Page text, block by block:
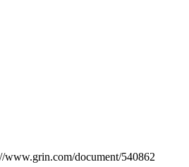
www.grin.com/document/540862